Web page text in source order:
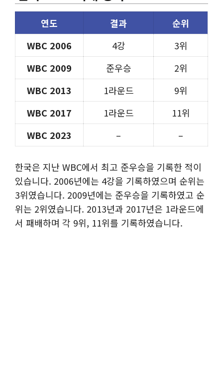
연도 결과
순위
WBC 2006
4강
3위
WBC 2009
준우승
2위
WBC 2013
1라운드
9위
WBC 2017
1라운드
11위
WBC 2023
– –
한국은 지난 WBC에서 최고 준우승을 기록한 적이
있습니다. 2006년에는 4강을 기록하였으며 순위는
3위였습니다. 2009년에는 준우승을 기록하였고 순
위는 2위였습니다. 2013년과 2017년은 1라운드에
서 패배하며 각 9위, 11위를 기록하였습니다.